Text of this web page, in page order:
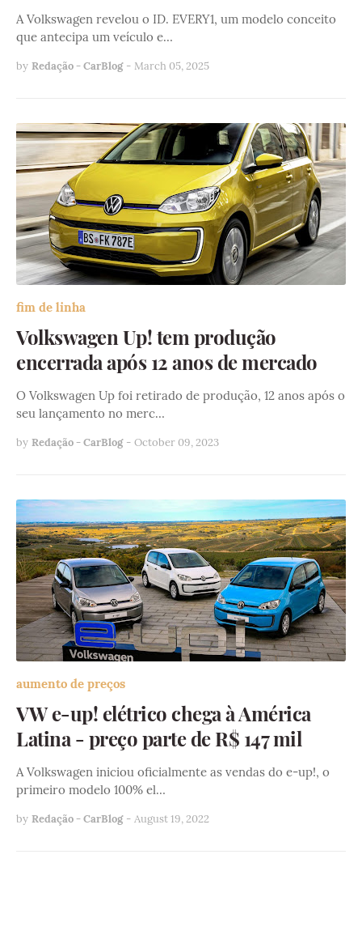
A Volkswagen revelou o ID. EVERY1, um modelo conceito
que antecipa um veículo e…
by Redação - CarBlog - March 05, 2025
fim de linha
Volkswagen Up! tem produção
encerrada após 12 anos de mercado
O Volkswagen Up foi retirado de produção, 12 anos após o
seu lançamento no merc…
by Redação - CarBlog - October 09, 2023
aumento de preços
VW e-up! elétrico chega à América
Latina - preço parte de R$ 147 mil
A Volkswagen iniciou oficialmente as vendas do e-up!, o
primeiro modelo 100% el…
by Redação - CarBlog - August 19, 2022